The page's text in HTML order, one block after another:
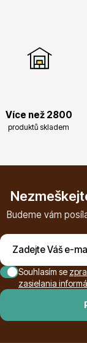
Růže KORDES
Substráty,
Více než 2800
produktů skladem
Budeme vám
Souhlasím se
zasielania